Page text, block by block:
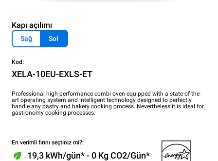
Kapı açılımı
Sağ Sol
Kod:
XELA-10EU-EXLS-ET
Professional high-performance combi oven equipped with a state-of-the-
art operating system and intelligent technology designed to perfectly
handle any pastry and bakery cooking process. Nevertheless it is ideal for
gastronomy cooking processes.
En verimli fırını seçtiniz mi?:
19,3 kWh/gün* - 0 Kg CO2/Gün*